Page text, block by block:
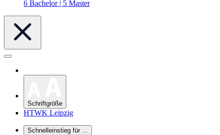
6 Bachelor | 5 Master
Schriftgröße
HTWK Leipzig
Schnelleinstieg für ...